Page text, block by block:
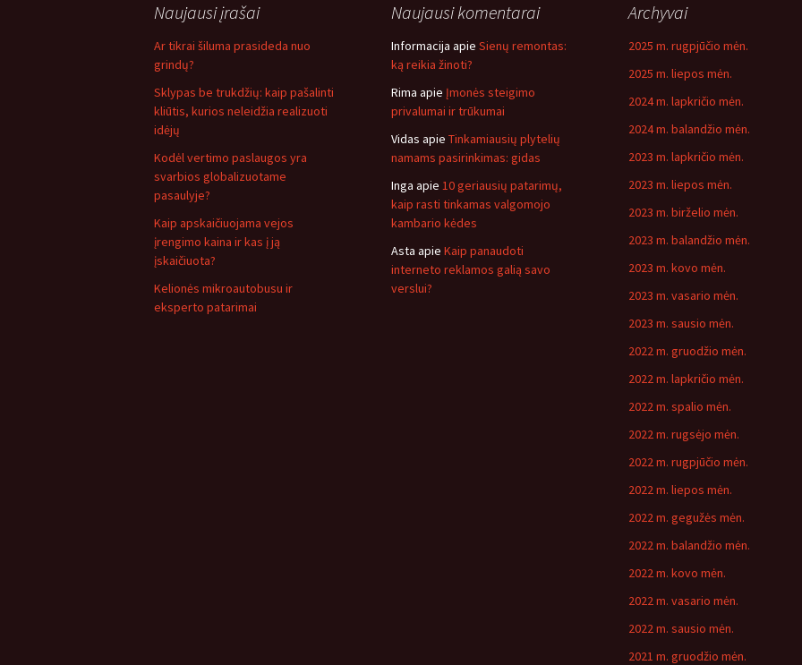
Naujausi įrašai
Ar tikrai šiluma prasideda nuo
grindų?
Sklypas be trukdžių: kaip pašalinti
kliūtis, kurios neleidžia realizuoti
idėjų
Kodėl vertimo paslaugos yra
svarbios globalizuotame
pasaulyje?
Kaip apskaičiuojama vejos
įrengimo kaina ir kas į ją
įskaičiuota?
Kelionės mikroautobusu ir
eksperto patarimai
Naujausi komentarai
Informacija apie Sienų remontas:
ką reikia žinoti?
Rima apie Įmonės steigimo
privalumai ir trūkumai
Vidas apie Tinkamiausių plytelių
namams pasirinkimas: gidas
Inga apie 10 geriausių patarimų,
kaip rasti tinkamas valgomojo
kambario kėdes
Asta apie Kaip panaudoti
interneto reklamos galią savo
verslui?
Archyvai
2025 m. rugpjūčio mėn.
2025 m. liepos mėn.
2024 m. lapkričio mėn.
2024 m. balandžio mėn.
2023 m. lapkričio mėn.
2023 m. liepos mėn.
2023 m. birželio mėn.
2023 m. balandžio mėn.
2023 m. kovo mėn.
2023 m. vasario mėn.
2023 m. sausio mėn.
2022 m. gruodžio mėn.
2022 m. lapkričio mėn.
2022 m. spalio mėn.
2022 m. rugsėjo mėn.
2022 m. rugpjūčio mėn.
2022 m. liepos mėn.
2022 m. gegužės mėn.
2022 m. balandžio mėn.
2022 m. kovo mėn.
2022 m. vasario mėn.
2022 m. sausio mėn.
2021 m. gruodžio mėn.